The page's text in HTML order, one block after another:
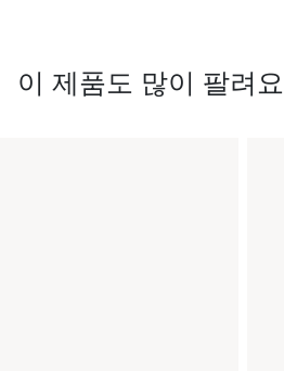
이 제품도 많이 팔려요